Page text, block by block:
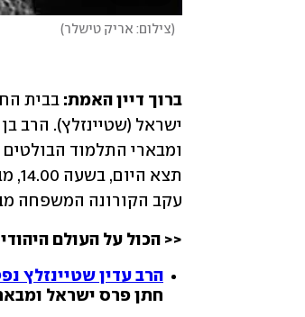
(צילום: אריק טישלר)
ברוך דיין האמת:
ומבארי התלמוד הבולטים
עקב הקורונה המשפחה
<< הכול על העולם
הרב עדין שטיינזלץ
חתן פרס ישראל